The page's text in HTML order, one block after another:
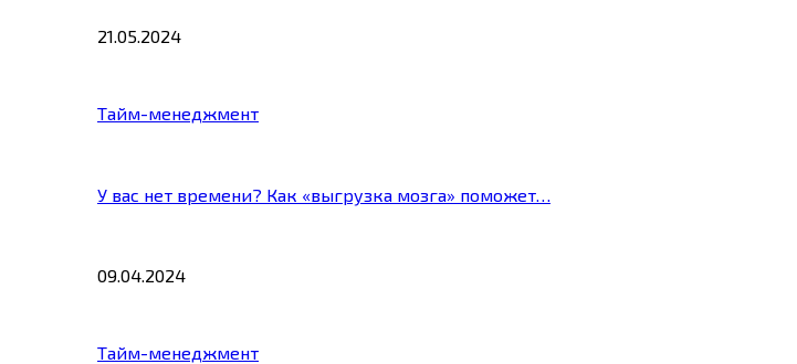
21.05.2024
Тайм-менеджмент
У вас нет времени? Как «выгрузка мозга» поможет…
09.04.2024
Тайм-менеджмент